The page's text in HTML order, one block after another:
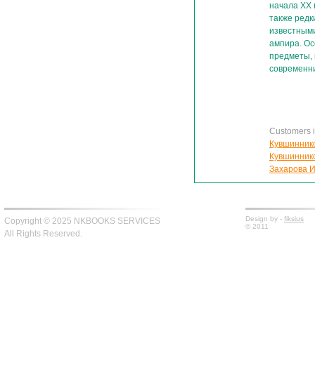
начала XX
также
ампира.
предметы,
Customers
Захарова
Copyright © 2025 NKBOOKS SERVICES
All Rights Reserved.
Design by - fiksius
© 2011